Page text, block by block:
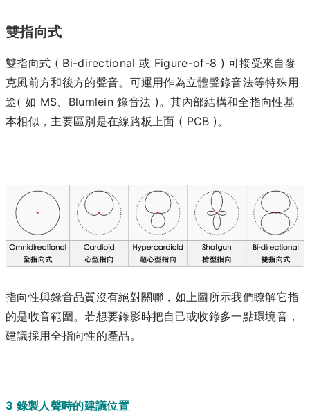
雙指向式
雙指向式 ( Bi-directional 或 Figure-of-8 ) 可接受來自麥
克風前方和後方的聲音。可運用作為立體聲錄音法等特殊用
途( 如 MS、Blumlein 錄音法 )。其內部結構和全指向性基
本相似，主要區別是在線路板上面 ( PCB )。
指向性與錄音品質沒有絕對關聯，如上圖所示我們瞭解它指
的是收音範圍。若想要錄影時把自己或收錄多一點環境音，
建議採用全指向性的產品。
3 錄製人聲時的建議位置